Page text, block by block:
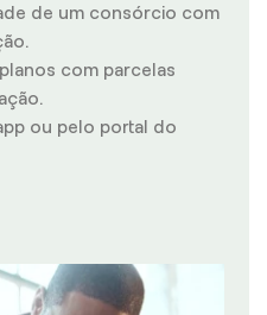
de um consórcio com
com parcelas
ou pelo portal do